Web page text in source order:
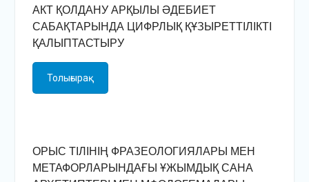
АКТ ҚОЛДАНУ АРҚЫЛЫ ӘДЕБИЕТ
САБАҚТАРЫНДА ЦИФРЛЫҚ ҚҰЗЫРЕТТІЛІКТІ
ҚАЛЫПТАСТЫРУ
Толығырақ
ОРЫС ТІЛІНІҢ ФРАЗЕОЛОГИЯЛАРЫ МЕН
МЕТАФОРЛАРЫНДАҒЫ ҰЖЫМДЫҚ САНА